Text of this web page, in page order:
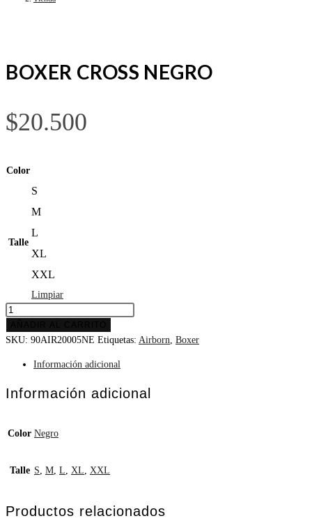
BOXER CROSS NEGRO
$20.500
Color
Talle
S
M
L
XL
XXL
Limpiar
SKU: 90AIR20005NE Etiquetas: Airborn, Boxer
Información adicional
Información adicional
Color Negro
Talle S, M, L, XL, XXL
Productos relacionados